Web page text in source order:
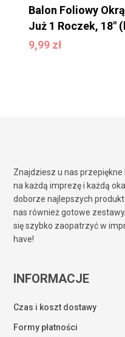
Balon Foliowy
Już 1 Roczek, 18″
9,99 zł
9,99zł
Znajdziesz u nas przepiękne
na każdą imprezę i każdą
doborze najlepszych
nas również gotowe
się szybko zaopatrzyć w
have!
INFORMACJE
Czas i koszt dostawy
Formy płatności